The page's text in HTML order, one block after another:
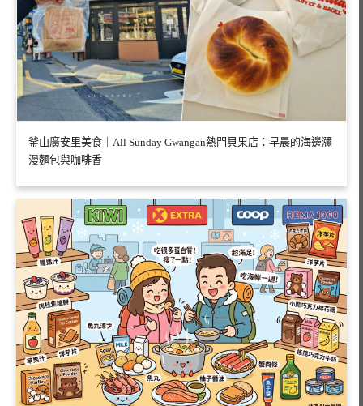
釜山廣安里美食｜All Sunday Gwangan熱門貝果店：早晨的海邊瀰
漫麵包與咖啡香